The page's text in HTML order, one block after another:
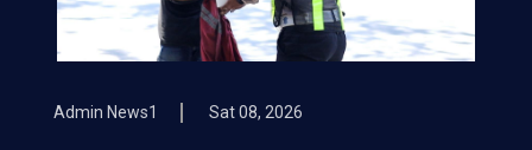
Admin News1 Sat 08, 2026